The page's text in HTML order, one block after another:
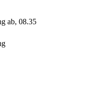
ab, 08.35